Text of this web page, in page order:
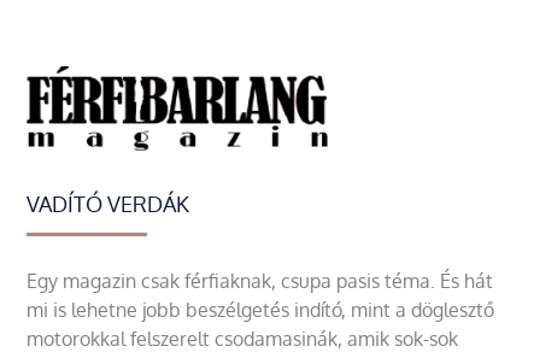
VADÍTÓ VERDÁK
Egy magazin csak férfiaknak, csupa pasis téma. És hát
mi is lehetne jobb beszélgetés indító, mint a döglesztő
motorokkal felszerelt csodamasinák, amik sok-sok